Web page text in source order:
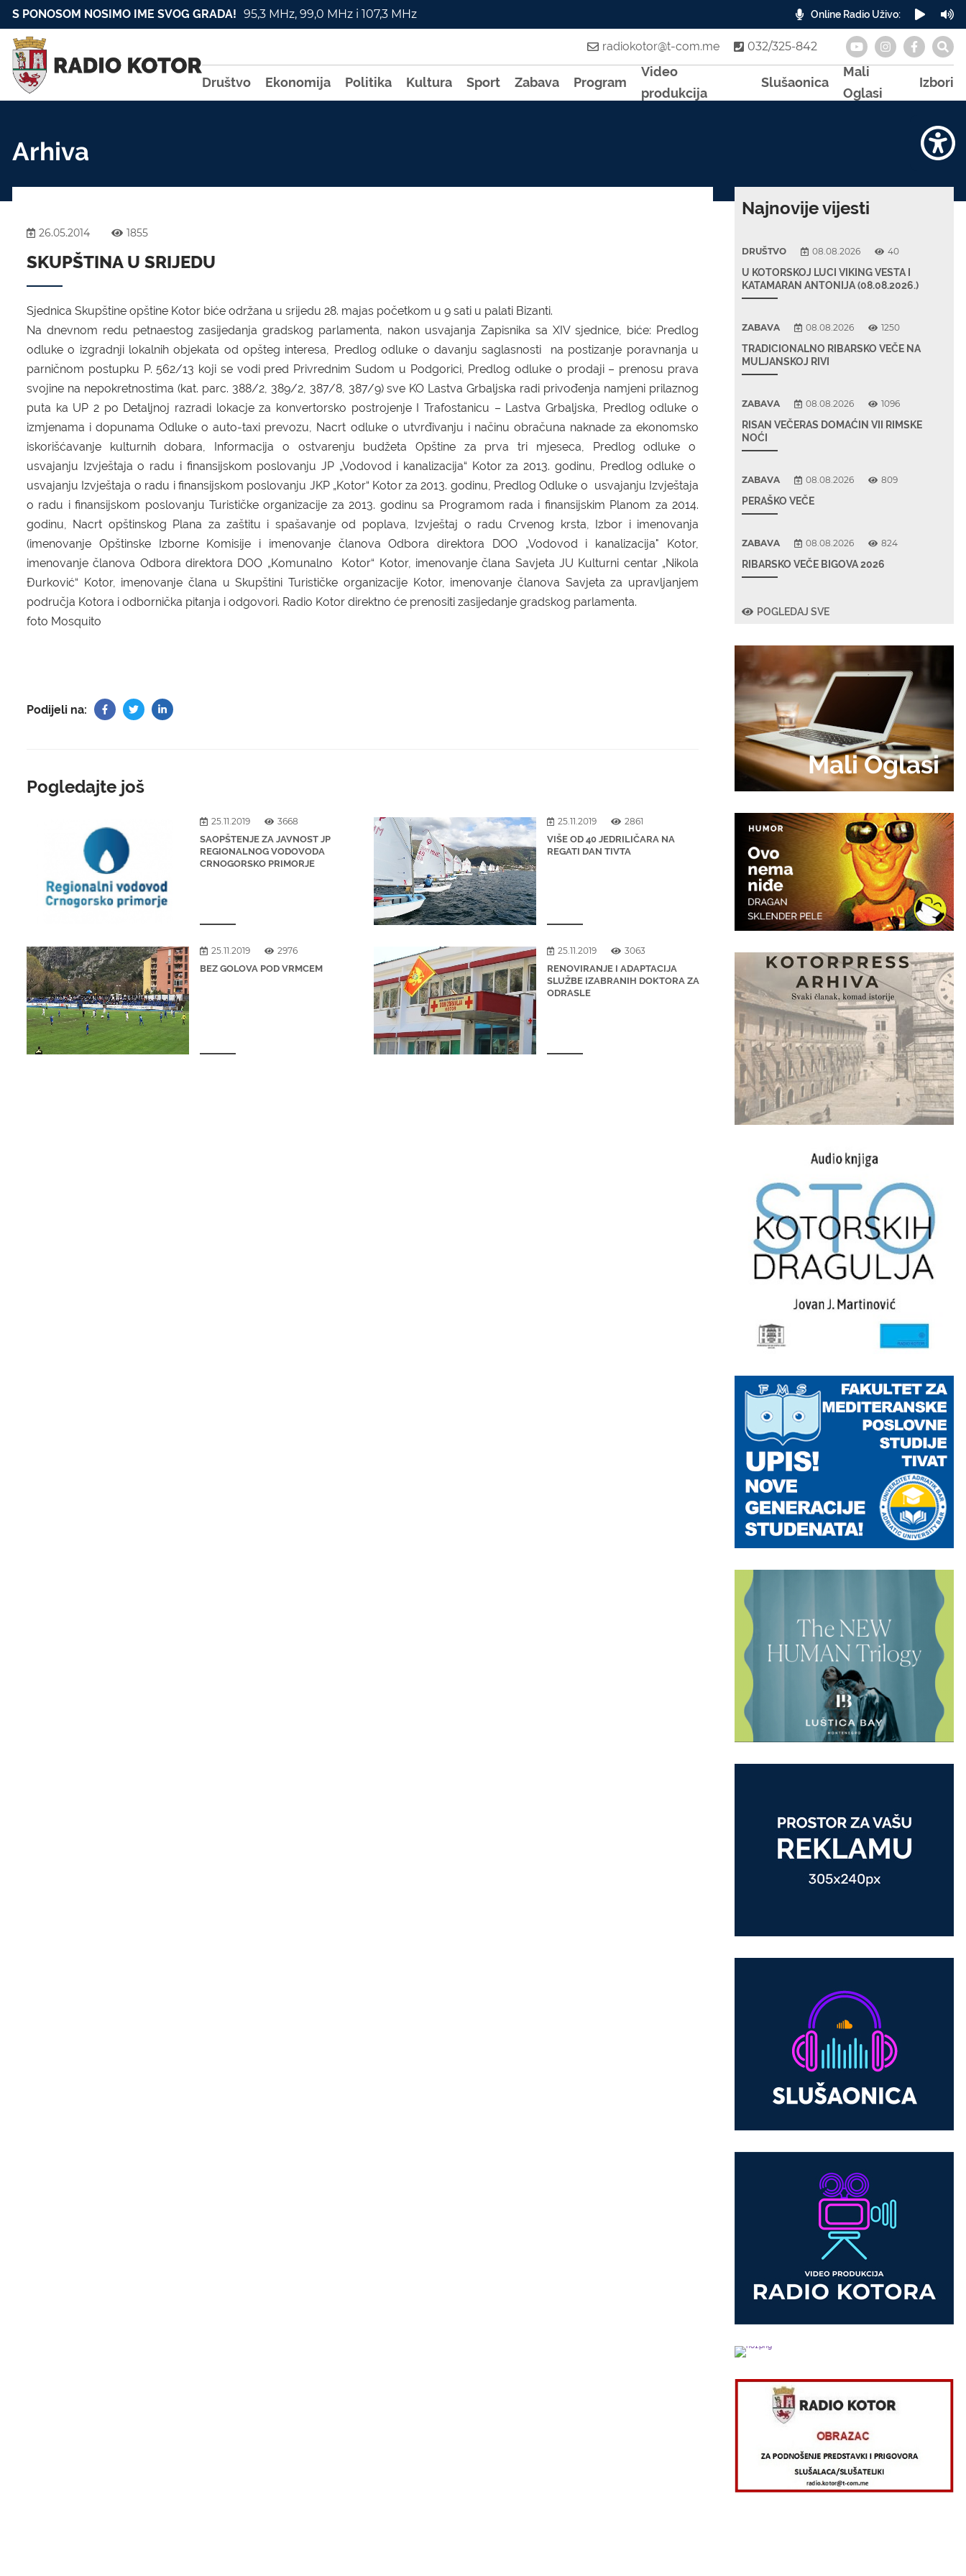
S PONOSOM NOSIMO IME SVOG GRADA! 95,3 MHz, 99,0 MHz i 107,3 MHz Online Radio Uživo:
radiokotor@t-com.me 032/325-842
Društvo Ekonomija Politika Kultura Sport Zabava Program
Video
produkcija
Slušaonica
Mali
Oglasi
Izbori
Arhiva
26.05.2014 1855
SKUPŠTINA U SRIJEDU
Sjednica Skupštine opštine Kotor biće održana u srijedu 28. majas početkom u 9 sati u palati Bizanti.
Na dnevnom redu petnaestog zasijedanja gradskog parlamenta, nakon usvajanja Zapisnika sa XIV sjednice, biće: Predlog
odluke o izgradnji lokalnih objekata od opšteg interesa, Predlog odluke o davanju saglasnosti na postizanje poravnanja u
parničnom postupku P. 562/13 koji se vodi pred Privrednim Sudom u Podgorici, Predlog odluke o prodaji – prenosu prava
svojine na nepokretnostima (kat. parc. 388/2, 389/2, 387/8, 387/9) sve KO Lastva Grbaljska radi privođenja namjeni prilaznog
puta ka UP 2 po Detaljnoj razradi lokacje za konvertorsko postrojenje I Trafostanicu – Lastva Grbaljska, Predlog odluke o
izmjenama i dopunama Odluke o auto-taxi prevozu, Nacrt odluke o utvrđivanju i načinu obračuna naknade za ekonomsko
iskorišćavanje kulturnih dobara, Informacija o ostvarenju budžeta Opštine za prva tri mjeseca, Predlog odluke o
usvajanju Izvještaja o radu i finansijskom poslovanju JP „Vodovod i kanalizacija“ Kotor za 2013. godinu, Predlog odluke o
usvajanju Izvještaja o radu i finansijskom poslovanju JKP „Kotor“ Kotor za 2013. godinu, Predlog Odluke o usvajanju Izvještaja
o radu i finansijskom poslovanju Turističke organizacije za 2013. godinu sa Programom rada i finansijskim Planom za 2014.
godinu, Nacrt opštinskog Plana za zaštitu i spašavanje od poplava, Izvještaj o radu Crvenog krsta, Izbor i imenovanja
(imenovanje Opštinske Izborne Komisije i imenovanje članova Odbora direktora DOO „Vodovod i kanalizacija" Kotor,
imenovanje članova Odbora direktora DOO „Komunalno Kotor“ Kotor, imenovanje člana Savjeta JU Kulturni centar „Nikola
Đurković“ Kotor, imenovanje člana u Skupštini Turističke organizacije Kotor, imenovanje članova Savjeta za upravljanjem
područja Kotora i odbornička pitanja i odgovori. Radio Kotor direktno će prenositi zasijedanje gradskog parlamenta.
foto Mosquito
Podijeli na:
Pogledajte još
25.11.2019
3668
SAOPŠTENJE ZA JAVNOST JP
REGIONALNOG VODOVODA
CRNOGORSKO PRIMORJE
25.11.2019
2861
VIŠE OD 40 JEDRILIČARA NA
REGATI DAN TIVTA
25.11.2019
2976
BEZ GOLOVA POD VRMCEM
25.11.2019
3063
RENOVIRANJE I ADAPTACIJA
SLUŽBE IZABRANIH DOKTORA ZA
ODRASLE
Najnovije vijesti
DRUŠTVO 08.08.2026 40
U KOTORSKOJ LUCI VIKING VESTA I
KATAMARAN ANTONIJA (08.08.2026.)
ZABAVA 08.08.2026 1250
TRADICIONALNO RIBARSKO VEČE NA
MULJANSKOJ RIVI
ZABAVA 08.08.2026 1096
RISAN VEČERAS DOMAĆIN VII RIMSKE
NOĆI
ZABAVA 08.08.2026 809
PERAŠKO VEČE
ZABAVA 08.08.2026 824
RIBARSKO VEČE BIGOVA 2026
POGLEDAJ SVE
Mali Oglasi